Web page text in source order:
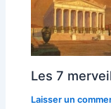
Les 7
Laisser un